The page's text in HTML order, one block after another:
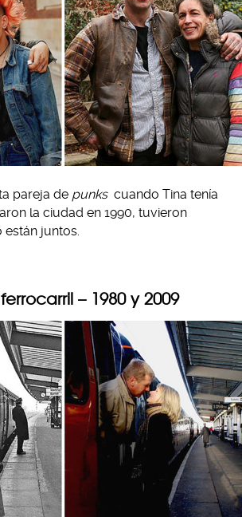
pareja de punks cuando Tina tenía
la ciudad en 1990, tuvieron
juntos.
– 1980 y 2009